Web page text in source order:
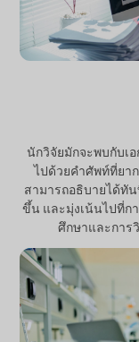
นักวิจัยมักจะพบกับเ
ไปด้วยคำศัพท์ที่ยา
สามารถอธิบายได้ทั
ขึ้น และมุ่งเน้นไปที่ก
ศึกษาและการ